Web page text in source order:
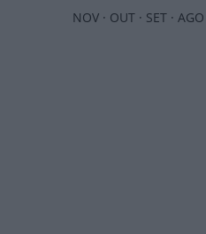
NOV· OUT· SET· AGO